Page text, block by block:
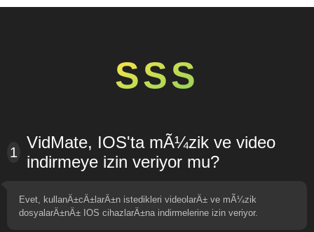
SSS
1
VidMate, IOS'ta mÃ¼zik ve video
indirmeye izin veriyor mu?
Evet, kullanÄ±cÄ±larÄ±n istedikleri videolarÄ± ve mÃ¼zik
dosyalarÄ±nÄ± IOS cihazlarÄ±na indirmelerine izin veriyor.